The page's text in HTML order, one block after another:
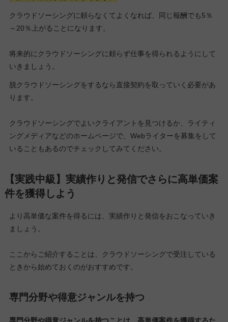
クラウドソーシングに頼らなくてよくなれば、同じ報酬でも5％
～20％上がることになります。
将来的にクラウドソーシングに頼らず仕事を得られるようにして
いきましょう。
脱クラウドソーシングをするなら直接契約を取っていく必要があ
ります。
クラウドソーシングでよいクライアントを見つけるか、ライティ
ングメディアなどのホームページで、Webライターを募集をして
いることもあるのでチェックしてみてください。
【実践中級】実績作りと発信でさらに高単価案
件を獲得しよう
より高単価な案件を得るには、実績作りと発信をおこなっていき
ましょう。
ここからご紹介することは、クラウドソーシングで受注している
ときから始めておくのがおすすめです。
専門分野や得意ジャンルを持つ